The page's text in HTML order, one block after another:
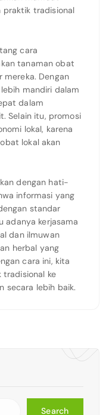
praktik tradisional
cara
tanaman obat
Dengan
mandiri dalam
dalam
Selain itu, promosi
lokal, karena
lokal akan
dengan hati-
informasi yang
standar
adanya kerjasama
dan ilmuwan
herbal yang
cara ini, kita
ke
secara lebih baik.
Search